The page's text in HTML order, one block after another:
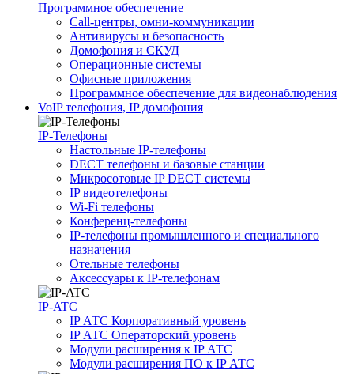
Программное обеспечение
Call-центры, омни-коммуникации
Антивирусы и безопасность
Домофония и СКУД
Операционные системы
Офисные приложения
Программное обеспечение для видеонаблюдения
VoIP телефония, IP домофония
IP-Телефоны
Настольные IP-телефоны
DECT телефоны и базовые станции
Микросотовые IP DECT системы
IP видеотелефоны
Wi-Fi телефоны
Конференц-телефоны
IP-телефоны промышленного и специального
назначения
Отельные телефоны
Аксессуары к IP-телефонам
IP-ATC
IP АТС Корпоративный уровень
IP АТС Операторский уровень
Модули расширения к IP АТС
Модули расширения ПО к IP АТС